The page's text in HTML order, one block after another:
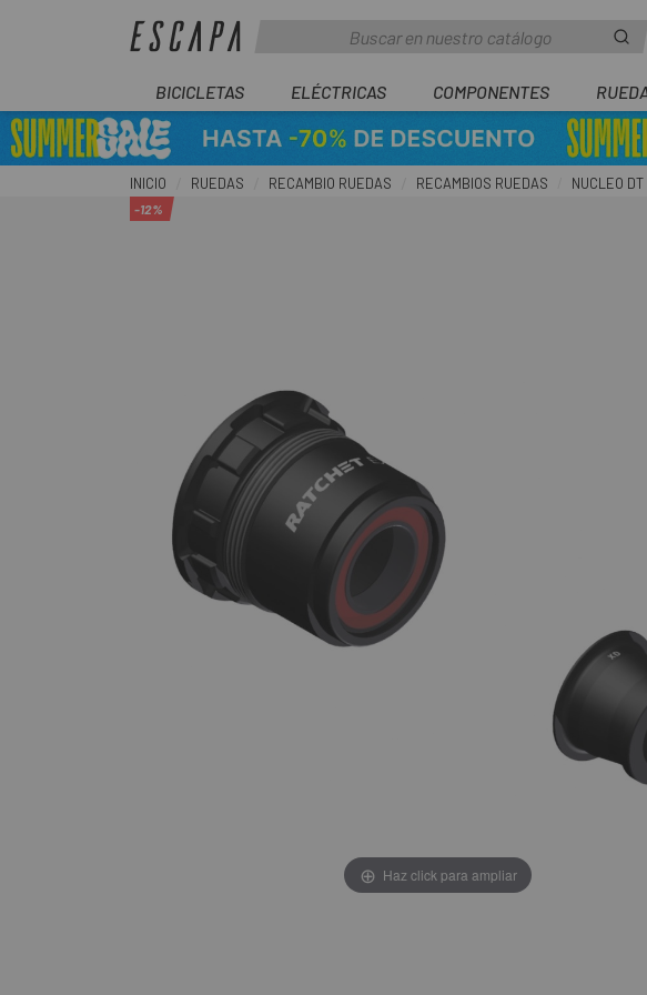
BICICLETAS ELÉCTRICAS COMPONENTES
INICIO RUEDAS RECAMBIO RUEDAS RECAMBIOS RUEDAS NUCLEO
-12%
Haz click para ampliar